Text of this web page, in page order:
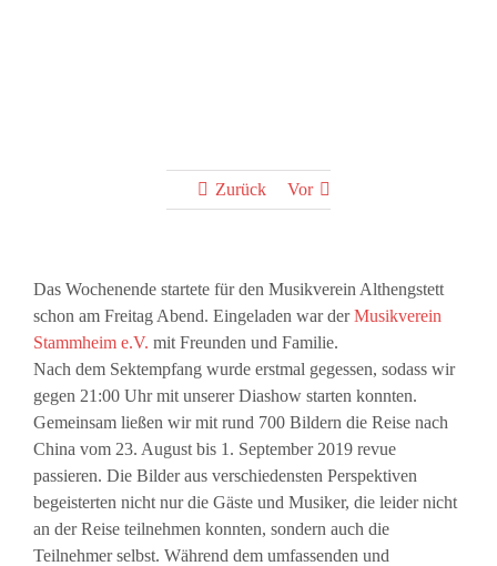
Zurück Vor
Das Wochenende startete für den Musikverein Althengstett
schon am Freitag Abend. Eingeladen war derMusikverein
Stammheim e.V. mit Freunden und Familie.
Nach dem Sektempfang wurde erstmal gegessen, sodass wir
gegen 21:00 Uhr mit unserer Diashow starten konnten.
Gemeinsam ließen wir mit rund 700 Bildern die Reise nach
China vom 23. August bis 1. September 2019 revue
passieren. Die Bilder aus verschiedensten Perspektiven
begeisterten nicht nur die Gäste und Musiker, die leider nicht
an der Reise teilnehmen konnten, sondern auch die
Teilnehmer selbst. Während dem umfassenden und